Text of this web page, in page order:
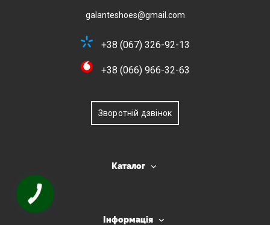
galanteshoes@gmail.com
+38 (067) 326-92-13
+38 (066) 966-32-63
Зворотній дзвінок
Каталог
Інформація